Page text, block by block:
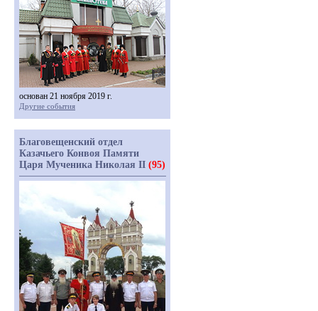
основан 21 ноября 2019 г.
Другие события
Благовещенский отдел
Казачьего Конвоя Памяти
Царя Мученика Николая II (95)